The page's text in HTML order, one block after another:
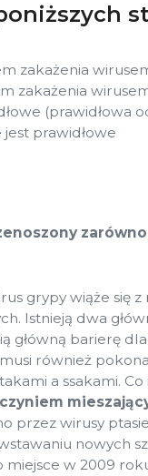
zakażenia
zakażenia
(prawidłowa
prawidłowe
grypy wiąże się
Istnieją dwa
główną barierę dla
również
a ssakami.
przez wirusy
nowych
miejsce w 2009